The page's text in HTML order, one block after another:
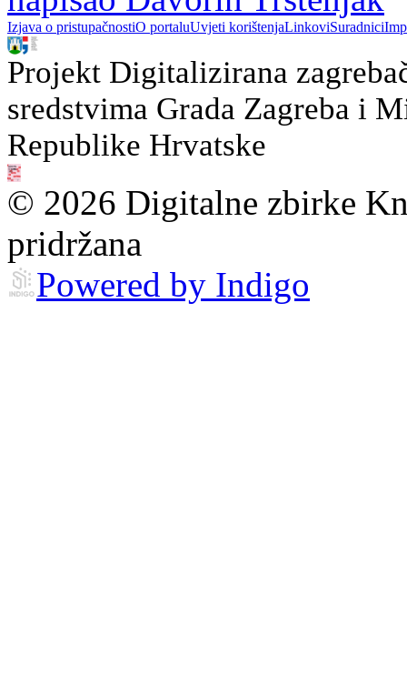
Izjava o pristupačnostiO portaluUvjeti korištenjaLinkoviSuradnici
Projekt Digitalizirana
sredstvima Grada Zagreba i
Republike Hrvatske
© 2026 Digitalne zbirke
pridržana
Powered by Indigo